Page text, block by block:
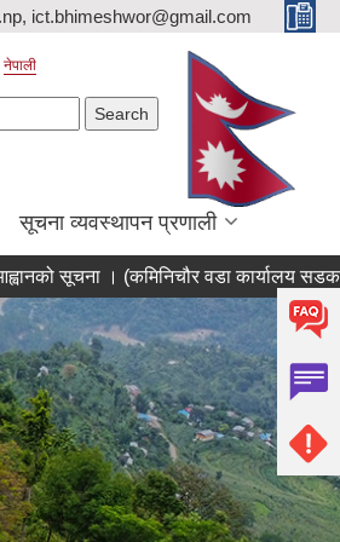
ict.bhimeshwor@gmail.com
नेपाली
सूचना व्यवस्थापन प्रणाली
सूचना । (कमिनिचौर वडा कार्यालय सडक